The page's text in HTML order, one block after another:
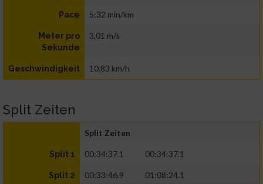
Pace 5:32 min/km
Meter pro
Sekunde
3,01 m/s
Geschwindigkeit 10,83 km/h
Split Zeiten
Split Zeiten
Split 1 00:34:37.1 00:34:37.1
Split 2 00:33:46.9 01:08:24.1